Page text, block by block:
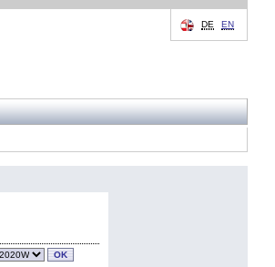
DE EN